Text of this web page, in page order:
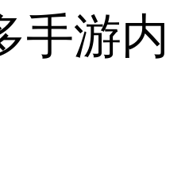
手游内